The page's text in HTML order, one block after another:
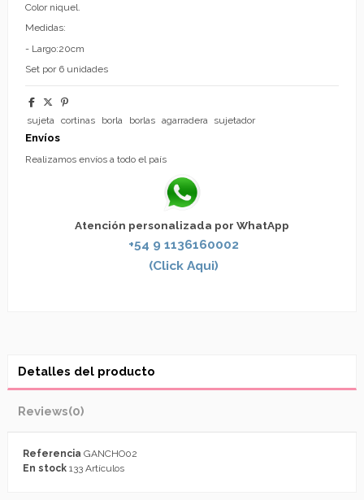
Color niquel.
Medidas:
- Largo:20cm
Set por 6 unidades
sujeta cortinas borla borlas agarradera sujetador
Envíos
Realizamos envíos a todo el país
Atención personalizada por WhatApp
+54 9 1136160002
(Click Aqui)
Detalles del producto
Reviews(0)
Referencia GANCHO02
En stock 133 Artículos